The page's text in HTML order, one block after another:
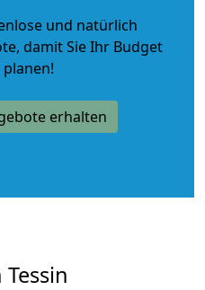
und natürlich
, damit Sie Ihr Budget
erhalten